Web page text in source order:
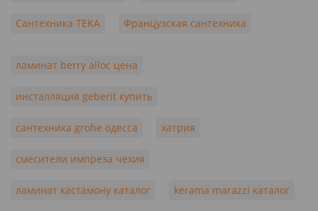
Сантехника TEKA Французская сантехника
ламинат berry alloc цена
инсталляция geberit купить
сантехника grohe одесса хатрия
смесители импреза чехия
ламинат кастамону каталог kerama marazzi каталог